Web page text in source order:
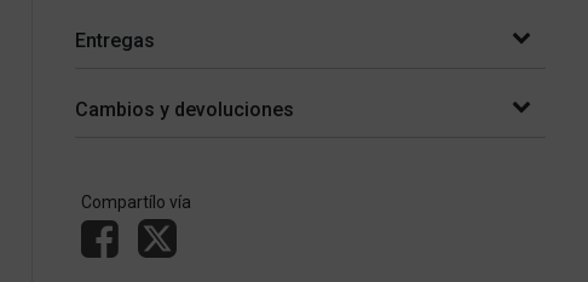
Entregas
Cambios y devoluciones
Compartílo vía